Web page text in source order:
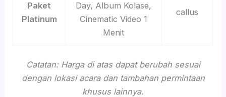
Paket
Platinum
Day, Album Kolase,
Cinematic Video 1
Menit
callus
Catatan: Harga di atas dapat berubah sesuai
dengan lokasi acara dan tambahan permintaan
khusus lainnya.